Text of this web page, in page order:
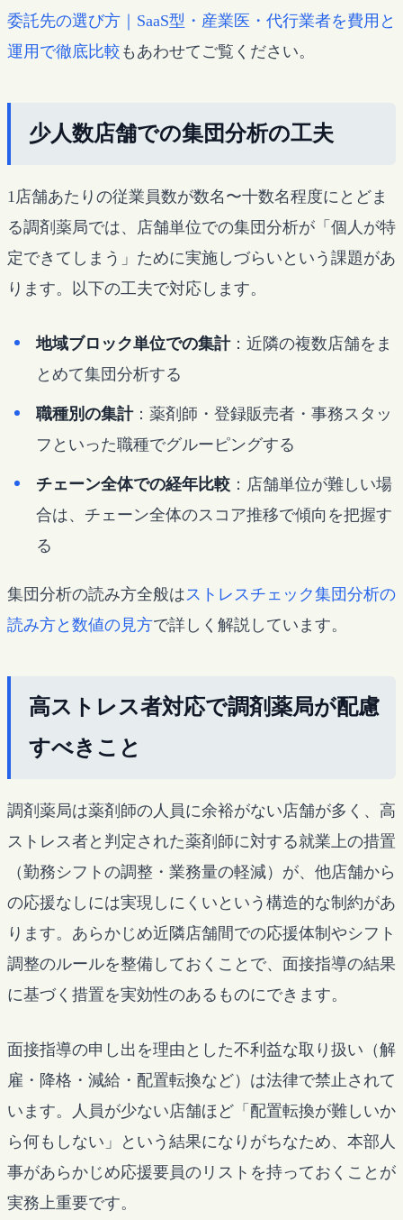
委託先の選び方｜SaaS型・産業医・代行業者を費用と
運用で徹底比較 もあわせてご覧ください。
少人数店舗での集団分析の工夫
1店舗あたりの従業員数が数名〜十数名程度にとどま
る調剤薬局では、店舗単位での集団分析が「個人が特
定できてしまう」ために実施しづらいという課題があ
ります。以下の工夫で対応します。
地域ブロック単位での集計：近隣の複数店舗をま
とめて集団分析する
職種別の集計：薬剤師・登録販売者・事務スタッ
フといった職種でグルーピングする
チェーン全体での経年比較 ：店舗単位が難しい場
合は、チェーン全体のスコア推移で傾向を把握す
る
集団分析の読み方全般は ストレスチェック集団分析の
読み方と数値の見方で詳しく解説しています。
高ストレス者対応で調剤薬局が配慮
すべきこと
調剤薬局は薬剤師の人員に余裕がない店舗が多く、高
ストレス者と判定された薬剤師に対する就業上の措置
（勤務シフトの調整・業務量の軽減）が、他店舗から
の応援なしには実現しにくいという構造的な制約があ
ります。あらかじめ近隣店舗間での応援体制やシフト
調整のルールを整備しておくことで、面接指導の結果
に基づく措置を実効性のあるものにできます。
面接指導の申し出を理由とした不利益な取り扱い（解
雇・降格・減給・配置転換など）は法律で禁止されて
います。人員が少ない店舗ほど「配置転換が難しいか
ら何もしない」という結果になりがちなため、本部人
事があらかじめ応援要員のリストを持っておくことが
実務上重要です。